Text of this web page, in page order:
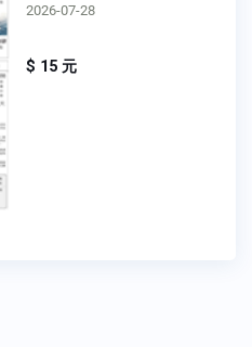
2026-07-28
$ 15 元